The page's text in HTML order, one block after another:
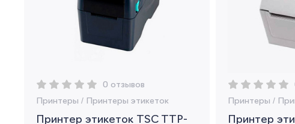
0 отзывов
Принтеры / Принтеры этикеток
Принтер этикеток TSC TTP-
Принтеры /
Принтер